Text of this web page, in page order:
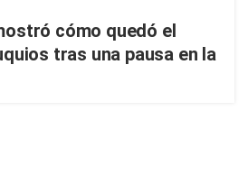
cómo quedó el
tras una pausa en la